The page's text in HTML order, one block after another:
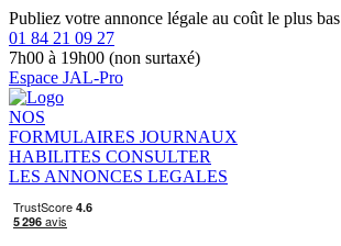
Publiez votre annonce légale au coût le plus bas
01 84 21 09 27
7h00 à 19h00 (non surtaxé)
Espace JAL-Pro
NOS
FORMULAIRES JOURNAUX
HABILITES CONSULTER
LES ANNONCES LEGALES